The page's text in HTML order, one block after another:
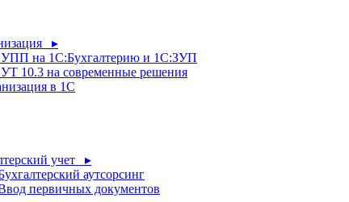
▸
на 1С:Бухгалтерию и 1С:ЗУП
10.3 на современные решения
в 1С
учет ▸
аутсорсинг
первичных документов